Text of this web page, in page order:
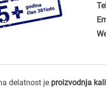
delatnost je proizvodnja